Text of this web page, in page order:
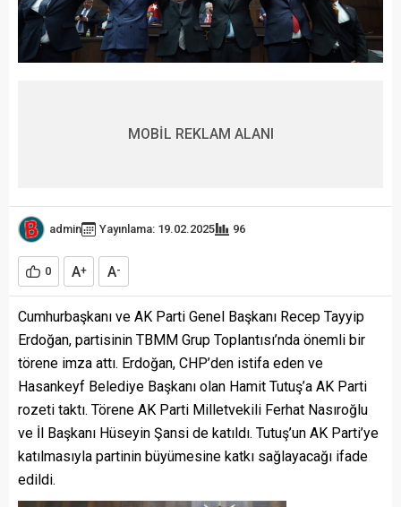
MOBİL REKLAM ALANI
admin Yayınlama: 19.02.2025 96
0 A+ A-
Cumhurbaşkanı ve AK Parti Genel Başkanı Recep Tayyip
Erdoğan, partisinin TBMM Grup Toplantısı’nda önemli bir
törene imza attı. Erdoğan, CHP’den istifa eden ve
Hasankeyf Belediye Başkanı olan Hamit Tutuş’a AK Parti
rozeti taktı. Törene AK Parti Milletvekili Ferhat Nasıroğlu
ve İl Başkanı Hüseyin Şansi de katıldı. Tutuş’un AK Parti’ye
katılmasıyla partinin büyümesine katkı sağlayacağı ifade
edildi.